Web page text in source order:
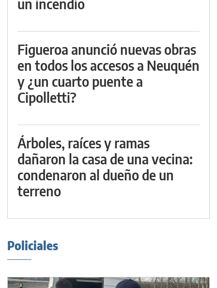
un incendio
Figueroa anunció nuevas obras
en todos los accesos a Neuquén
y ¿un cuarto puente a
Cipolletti?
Árboles, raíces y ramas
dañaron la casa de una vecina:
condenaron al dueño de un
terreno
Policiales